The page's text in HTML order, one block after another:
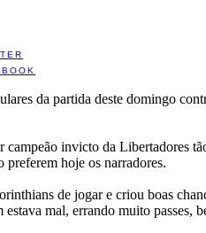
da partida deste domingo
invicto da Libertadores
hoje os narradores.
de jogar e criou boas
mal, errando muito passes,